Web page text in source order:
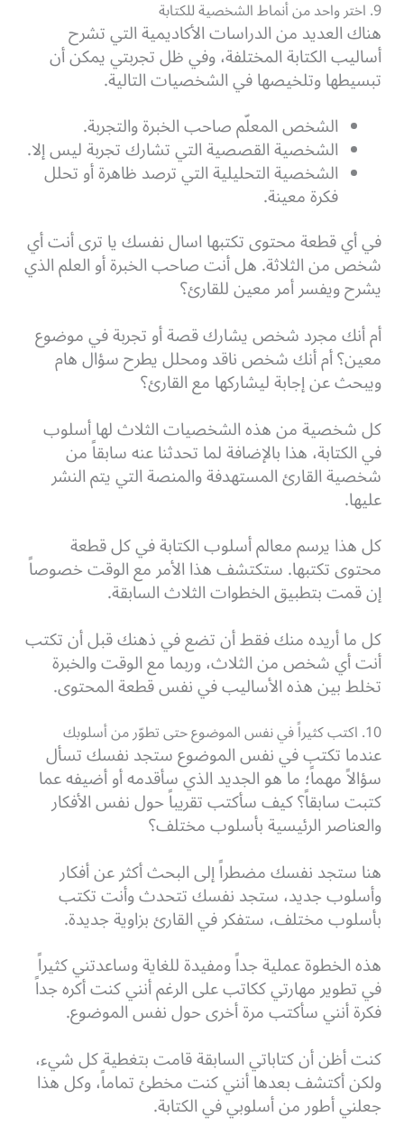
9. اختر واحد من أنماط الشخصية للكتابة
هناك العديد من الدراسات الأكاديمية التي تشرح
أساليب الكتابة المختلفة، وفي ظل تجربتي يمكن أن
تبسيطها وتلخيصها في الشخصيات التالية.
الشخص المعلّم صاحب الخبرة والتجربة.
الشخصية القصصية التي تشارك تجربة ليس إلا.
الشخصية التحليلية التي ترصد ظاهرة أو تحلل
فكرة معينة.
في أي قطعة محتوى تكتبها اسال نفسك يا ترى أنت أي
شخص من الثلاثة. هل أنت صاحب الخبرة أو العلم الذي
يشرح ويفسر أمر معين للقارئ؟
أم أنك مجرد شخص يشارك قصة أو تجربة في موضوع
معين؟ أم أنك شخص ناقد ومحلل يطرح سؤال هام
ويبحث عن إجابة ليشاركها مع القارئ؟
كل شخصية من هذه الشخصيات الثلاث لها أسلوب
في الكتابة، هذا بالإضافة لما تحدثنا عنه سابقاً من
شخصية القارئ المستهدفة والمنصة التي يتم النشر
عليها.
كل هذا يرسم معالم أسلوب الكتابة في كل قطعة
محتوى تكتبها. ستكتشف هذا الأمر مع الوقت خصوصاً
إن قمت بتطبيق الخطوات الثلاث السابقة.
كل ما أريده منك فقط أن تضع في ذهنك قبل أن تكتب
أنت أي شخص من الثلاث، وربما مع الوقت والخبرة
تخلط بين هذه الأساليب في نفس قطعة المحتوى.
10. اكتب كثيراً في نفس الموضوع حتى تطوّر من أسلوبك
عندما تكتب في نفس الموضوع ستجد نفسك تسأل
سؤالاً مهماً؛ ما هو الجديد الذي سأقدمه أو أضيفه عما
كتبت سابقاً؟ كيف سأكتب تقريباً حول نفس الأفكار
والعناصر الرئيسية بأسلوب مختلف؟
هنا ستجد نفسك مضطراً إلى البحث أكثر عن أفكار
وأسلوب جديد، ستجد نفسك تتحدث وأنت تكتب
بأسلوب مختلف، ستفكر في القارئ بزاوية جديدة.
هذه الخطوة عملية جداً ومفيدة للغاية وساعدتني كثيراً
في تطوير مهارتي ككاتب على الرغم أنني كنت أكره جداً
فكرة أنني سأكتب مرة أخرى حول نفس الموضوع.
كنت أظن أن كتاباتي السابقة قامت بتغطية كل شيء،
ولكن أكتشف بعدها أنني كنت مخطئ تماماً، وكل هذا
جعلني أطور من أسلوبي في الكتابة.